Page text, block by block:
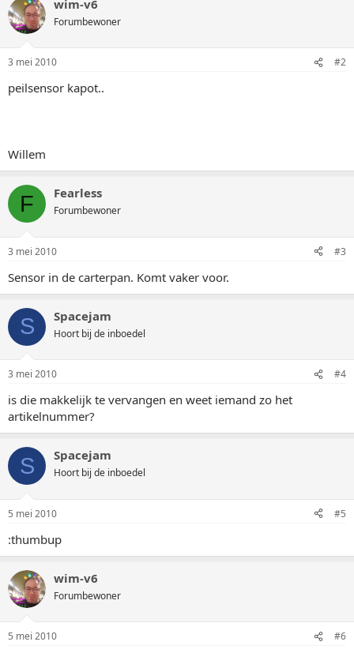
wim-v6
Forumbewoner
3 mei 2010 #2
peilsensor kapot..
Willem
F Fearless
Forumbewoner
3 mei 2010 #3
Sensor in de carterpan. Komt vaker voor.
S Spacejam
Hoort bij de inboedel
3 mei 2010 #4
is die makkelijk te vervangen en weet iemand zo het
artikelnummer?
S Spacejam
Hoort bij de inboedel
5 mei 2010 #5
:thumbup
wim-v6
Forumbewoner
5 mei 2010 #6